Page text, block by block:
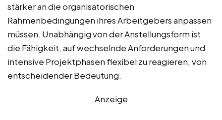
stärker an die organisatorischen
Rahmenbedingungen ihres Arbeitgebers anpassen
müssen. Unabhängig von der Anstellungsform ist
die Fähigkeit, auf wechselnde Anforderungen und
intensive Projektphasen flexibel zu reagieren, von
entscheidender Bedeutung.
Anzeige